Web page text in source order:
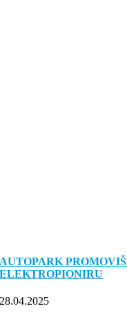
AUTOPARK
ELEKTROPIONIRU
28.04.2025